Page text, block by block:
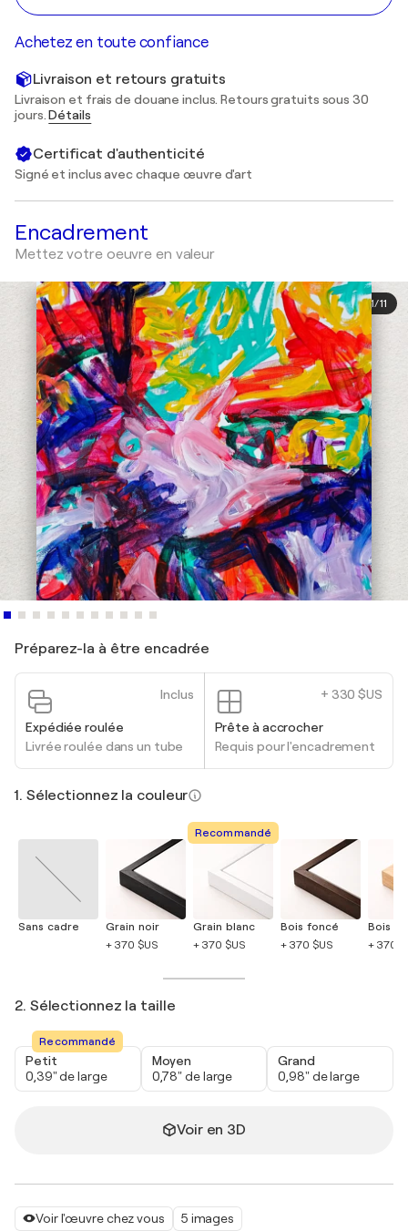
Voir l'œuvre chez vous
5 images
Achetez en toute confiance
Livraison et retours gratuits
Livraison et frais de douane inclus. Retours gratuits sous 30
jours.Détails
Certificat d'authenticité
Signé et inclus avec chaque œuvre d'art
Encadrement
Mettez votre oeuvre en valeur
1/11
Préparez-la à être encadrée
Inclus
Expédiée roulée
Livrée roulée dans un tube
+ 330 $US
Prête à accrocher
Requis pour l'encadrement
1. Sélectionnez la couleur
Sans cadre
Grain noir
+ 370 $US
Recommandé
Grain blanc
+ 370 $US
Bois foncé
+ 370 $US
Bois
+ 370
2. Sélectionnez la taille
Recommandé
Petit
0,39" de large
Moyen
0,78" de large
Grand
0,98" de large
Voir en 3D